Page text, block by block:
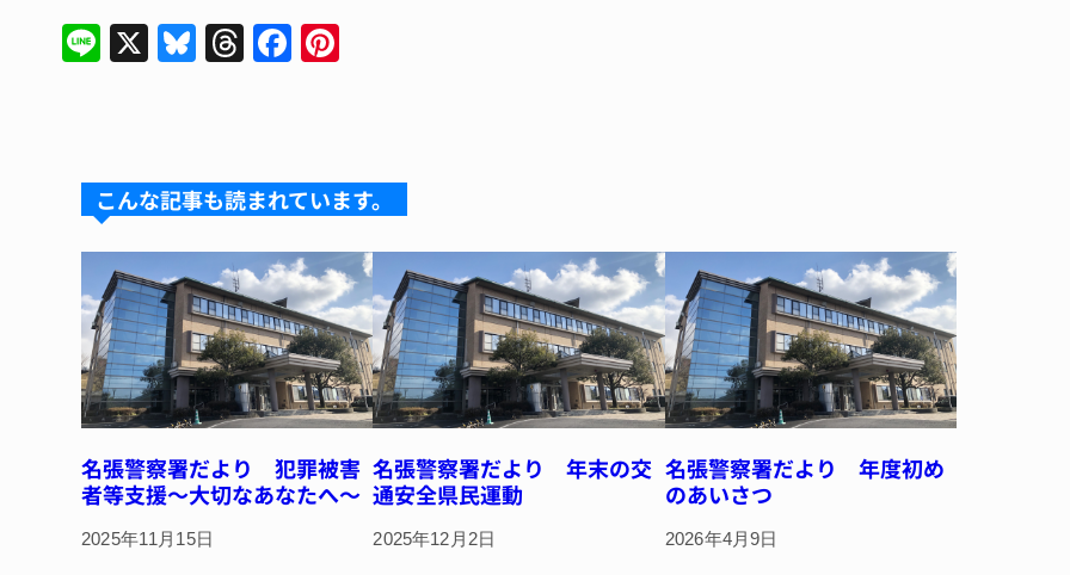
Li
X
Bl
k
T
d
F
b
o
k
st
こんな記事も読まれています。
名張警察署だより 犯罪被害
者等支援～大切なあなたへ～
2025年11月15日
名張警察署だより 年末の交
通安全県民運動
2025年12月2日
名張警察署だより 年度初め
のあいさつ
2026年4月9日